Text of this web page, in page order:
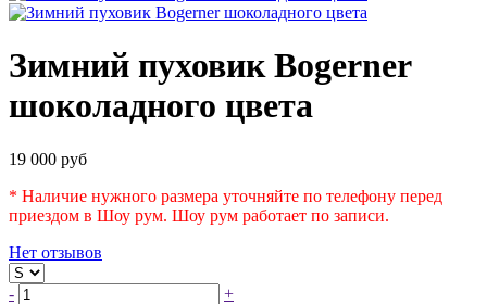
Зимний пуховик Bogerner
шоколадного цвета
19 000 руб
* Наличие нужного размера уточняйте по телефону перед
приездом в Шоу рум. Шоу рум работает по записи.
Нет отзывов
-
+